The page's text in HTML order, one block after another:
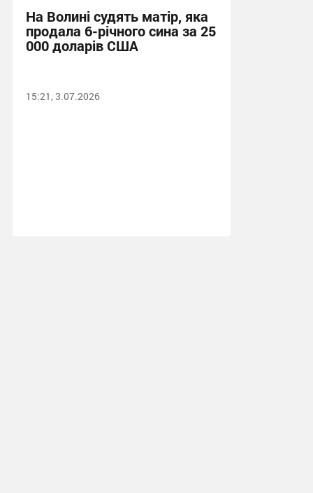
На Волині судять матір, яка
продала 6-річного сина за 25
000 доларів США
15:21, 3.07.2026